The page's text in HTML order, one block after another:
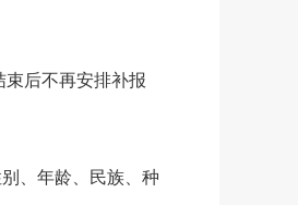
后不再安排补报
、年龄、民族、种